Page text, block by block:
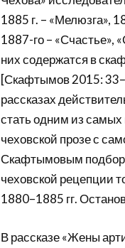
1885 г. – «Мелюзга»,
1887-го – «Счастье»,
них содержатся в
[Скафтымов 2015:
рассказах
стать одним из самых
чеховской прозе с
Скафтымовым
чеховской рецепции
1880–1885 гг.
В рассказе «Жены